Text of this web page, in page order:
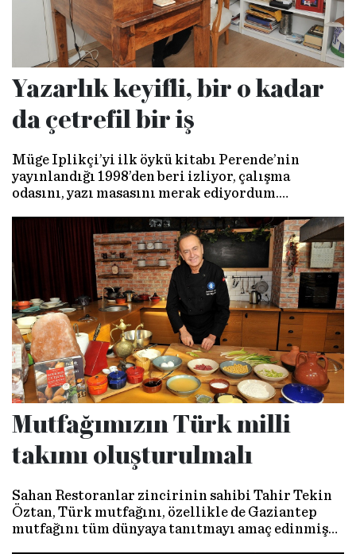
Yazarlık keyifli, bir o kadar
da çetrefil bir iş
Müge İplikçi’yi ilk öykü kitabı Perende’nin
yayınlandığı 1998’den beri izliyor, çalışma
odasını, yazı masasını merak ediyordum.
çalışma mekânında buluştuk.
Mutfağımızın Türk milli
takımı oluşturulmalı
Sahan Restoranlar zincirinin sahibi Tahir Tekin
Öztan, Türk mutfağını, özellikle de Gaziantep
mutfağını tüm dünyaya tanıtmayı amaç edinmiş